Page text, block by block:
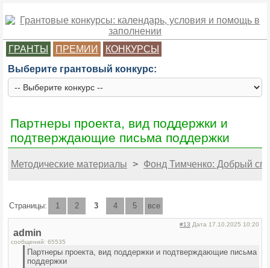
ГРАНТЫ ПРЕМИИ
КОНКУРСЫ
Выберите грантовый конкурс:
Партнеры проекта, вид поддержки и
подтверждающие письма поддержки
Методические материалы > Фонд Тимченко: Добрый
Страницы: 1 2 3 4 5 все
#13 Дата 17.10.2025 10:20
admin
сообщений: 65535
Партнеры проекта, вид поддержки и подтверждающие письма
поддержки